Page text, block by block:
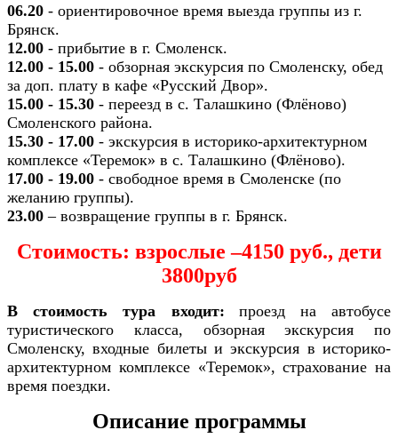
06.20 - ориентировочное время выезда группы из г.
Брянск.
12.00 - прибытие в г. Смоленск.
12.00 - 15.00 - обзорная экскурсия по Смоленску, обед
за доп. плату в кафе «Русский Двор».
15.00 - 15.30 - переезд в с. Талашкино (Флёново)
Смоленского района.
15.30 - 17.00 - экскурсия в историко-архитектурном
комплексе «Теремок» в с. Талашкино (Флёново).
17.00 - 19.00 - свободное время в Смоленске (по
желанию группы).
23.00 – возвращение группы в г. Брянск.
Стоимость: взрослые –4150 руб., дети
3800руб
В стоимость тура входит:
проезд на автобусе
туристического класса, обзорная экскурсия по
Смоленску, входные билеты и экскурсия в историко-
архитектурном комплексе «Теремок», страхование на
время поездки.
Описание программы